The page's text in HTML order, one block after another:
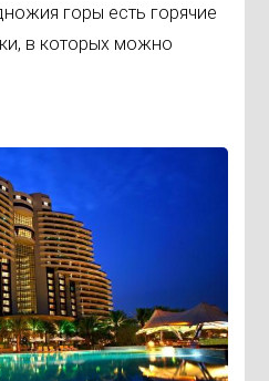
горы есть горячие
в которых можно